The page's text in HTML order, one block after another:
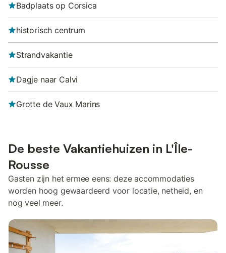
Badplaats op Corsica
historisch centrum
Strandvakantie
Dagje naar Calvi
Grotte de Vaux Marins
De beste Vakantiehuizen in L'Île-
Rousse
Gasten zijn het ermee eens: deze accommodaties
worden hoog gewaardeerd voor locatie, netheid, en
nog veel meer.